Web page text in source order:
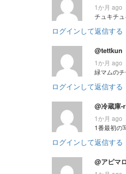
1か月 ago
チュキチ
ログインして返信する
@tettkun
1か月 ago
緑マムの
ログインして返信する
@冷蔵庫-
1か月 ago
1番最初の
ログインして返信する
@アピマ